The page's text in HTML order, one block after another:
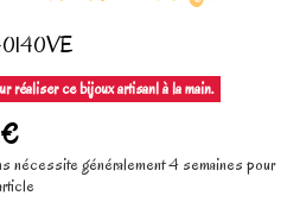
réaliser ce bijoux artisanl à la main.
nécessite généralement 4 semaines pour